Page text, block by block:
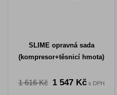
SLIME opravná sada
(kompresor+těsnicí hmota)
1 616 Kč 1 547 Kčs DPH